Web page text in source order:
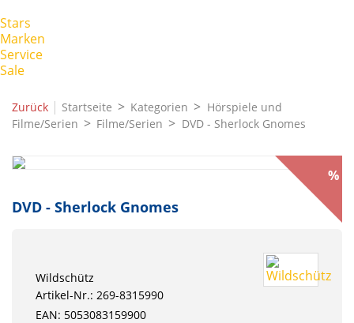
Stars
Marken
Service
Sale
Zurück | Startseite Kategorien
Hörspiele und
Filme/Serien
Filme/Serien DVD - Sherlock Gnomes
%
DVD - Sherlock Gnomes
Wildschütz
Artikel-Nr.: 269-8315990
EAN: 5053083159900